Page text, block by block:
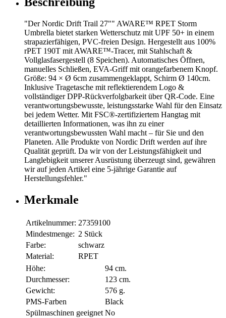
"Der Nordic Drift Trail 27"" AWARE™ RPET Storm
Umbrella bietet starken Wetterschutz mit UPF 50+ in einem
strapazierfähigen, PVC-freien Design. Hergestellt aus 100%
rPET 190T mit AWARE™-Tracer, mit Stahlschaft &
Vollglasfasergestell (8 Speichen). Automatisches Öffnen,
manuelles Schließen, EVA-Griff mit orangefarbenem Knopf.
Größe: 94 × Ø 6cm zusammengeklappt, Schirm Ø 140cm.
Inklusive Tragetasche mit reflektierendem Logo &
vollständiger DPP-Rückverfolgbarkeit über QR-Code. Eine
verantwortungsbewusste, leistungsstarke Wahl für den Einsatz
bei jedem Wetter. Mit FSC®-zertifiziertem Hangtag mit
detaillierten Informationen, was ihn zu einer
verantwortungsbewussten Wahl macht – für Sie und den
Planeten. Alle Produkte von Nordic Drift werden auf ihre
Qualität geprüft. Da wir von der Leistungsfähigkeit und
Langlebigkeit unserer Ausrüstung überzeugt sind, gewähren
wir auf jeden Artikel eine 5-jährige Garantie auf
Herstellungsfehler."
Merkmale
Artikelnummer: 27359100
Mindestmenge: 2 Stück
Farbe:
schwarz
Material:
RPET
Höhe:
94 cm.
Durchmesser:
123 cm.
Gewicht:
576 g.
PMS-Farben
Black
Spülmaschinen geeignet No